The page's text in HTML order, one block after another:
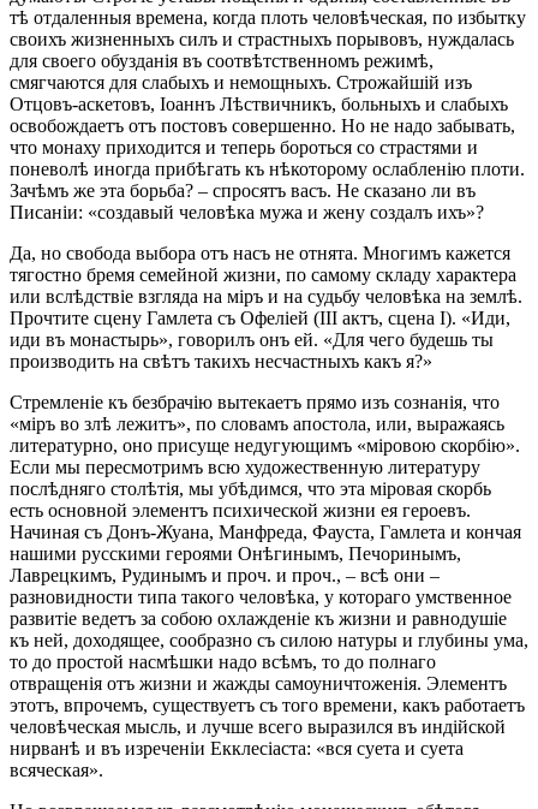
тѣ отдаленныя времена, когда плоть человѣческая, по избытку
своихъ жизненныхъ силъ и страстныхъ порывовъ, нуждалась
для своего обузданія въ соотвѣтственномъ режимѣ,
смягчаются для слабыхъ и немощныхъ. Строжайшій изъ
Отцовъ-аскетовъ, Іоаннъ Лѣствичникъ, больныхъ и слабыхъ
освобождаетъ отъ постовъ совершенно. Но не надо забывать,
что монаху приходится и теперь бороться со страстями и
поневолѣ иногда прибѣгать къ нѣкоторому ослабленію плоти.
Зачѣмъ же эта борьба? – спросятъ васъ. Не сказано ли въ
Писаніи: «создавый человѣка мужа и жену создалъ ихъ»?
Да, но свобода выбора отъ насъ не отнята. Многимъ кажется
тягостно бремя семейной жизни, по самому складу характера
или вслѣдствіе взгляда на міръ и на судьбу человѣка на землѣ.
Прочтите сцену Гамлета съ Офеліей (III актъ, сцена I). «Иди,
иди въ монастырь», говорилъ онъ ей. «Для чего будешь ты
производить на свѣтъ такихъ несчастныхъ какъ я?»
Стремленіе къ безбрачію вытекаетъ прямо изъ сознанія, что
«міръ во злѣ лежитъ», по словамъ апостола, или, выражаясь
литературно, оно присуще недугующимъ «міровою скорбію».
Если мы пересмотримъ всю художественную литературу
послѣдняго столѣтія, мы убѣдимся, что эта міровая скорбь
есть основной элементъ психической жизни ея героевъ.
Начиная съ Донъ-Жуана, Манфреда, Фауста, Гамлета и кончая
нашими русскими героями Онѣгинымъ, Печоринымъ,
Лаврецкимъ, Рудинымъ и проч. и проч., – всѣ они –
разновидности типа такого человѣка, у котораго умственное
развитіе ведетъ за собою охлажденіе къ жизни и равнодушіе
къ ней, доходящее, сообразно съ силою натуры и глубины ума,
то до простой насмѣшки надо всѣмъ, то до полнаго
отвращенія отъ жизни и жажды самоуничтоженія. Элементъ
этотъ, впрочемъ, существуетъ съ того времени, какъ работаетъ
человѣческая мысль, и лучше всего выразился въ индійской
нирванѣ и въ изреченіи Екклесіаста: «вся суета и суета
всяческая».